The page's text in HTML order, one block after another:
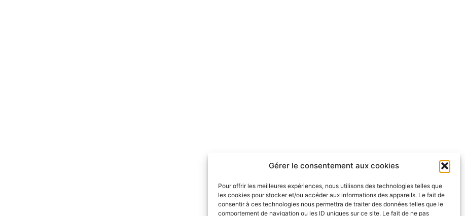
Gérer le consentement aux cookies
Pour offrir les meilleures expériences, nous utilisons des technologies telles que
les cookies pour stocker et/ou accéder aux informations des appareils. Le fait de
consentir à ces technologies nous permettra de traiter des données telles que le
comportement de navigation ou les ID uniques sur ce site. Le fait de ne pas